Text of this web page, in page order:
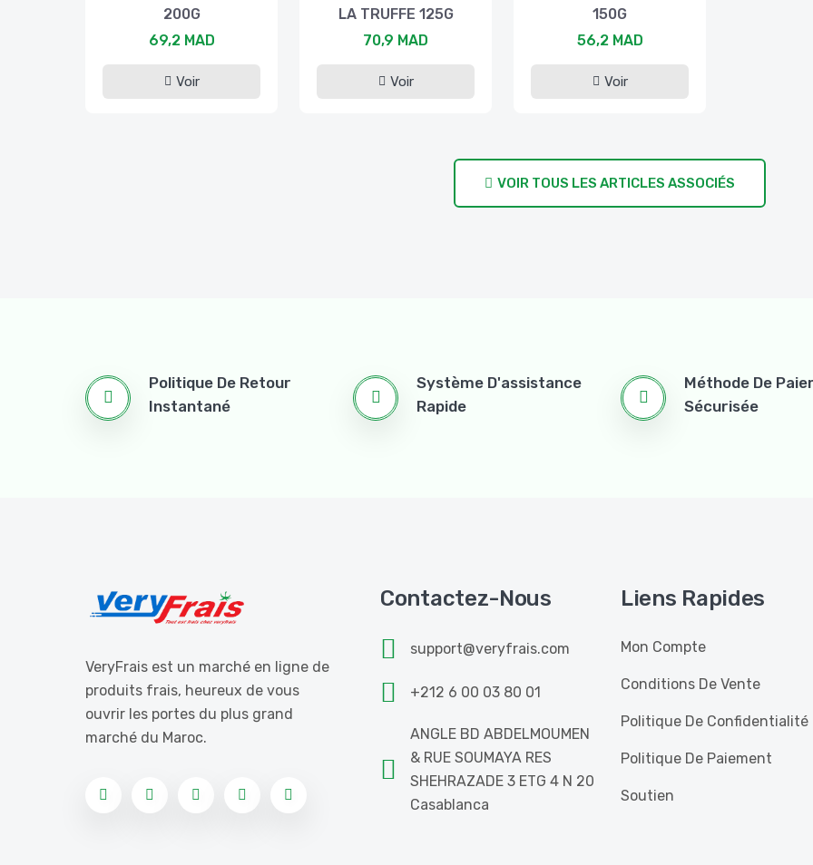
200G
69,2 MAD
Voir
LA TRUFFE 125G
70,9 MAD
Voir
150G
56,2 MAD
Voir
VOIR TOUS LES ARTICLES ASSOCIÉS
Politique De Retour
Instantané
Système D'assistance
Rapide
Méthode De
Sécurisée
VeryFrais est un marché en ligne de
produits frais, heureux de vous
ouvrir les portes du plus grand
marché du Maroc.
Contactez-Nous
support@veryfrais.com
+212 6 00 03 80 01
ANGLE BD ABDELMOUMEN
& RUE SOUMAYA RES
SHEHRAZADE 3 ETG 4 N 20
Casablanca
Liens Rapides
Mon Compte
Conditions De Vente
Politique De Confidentialité
Politique De Paiement
Soutien